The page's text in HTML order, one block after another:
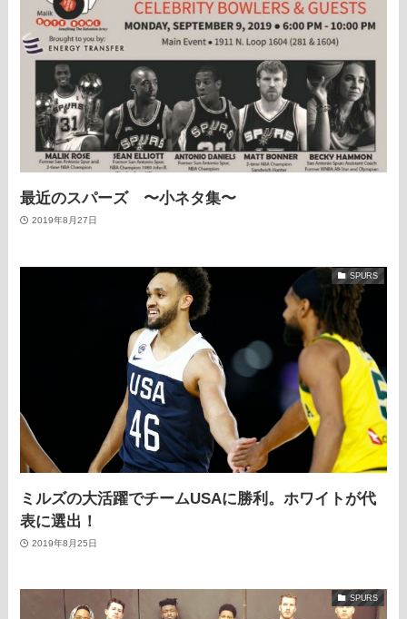
最近のスパーズ 〜小ネタ集〜
2019年8月27日
SPURS
ミルズの大活躍でチームUSAに勝利。ホワイトが代
表に選出！
2019年8月25日
SPURS